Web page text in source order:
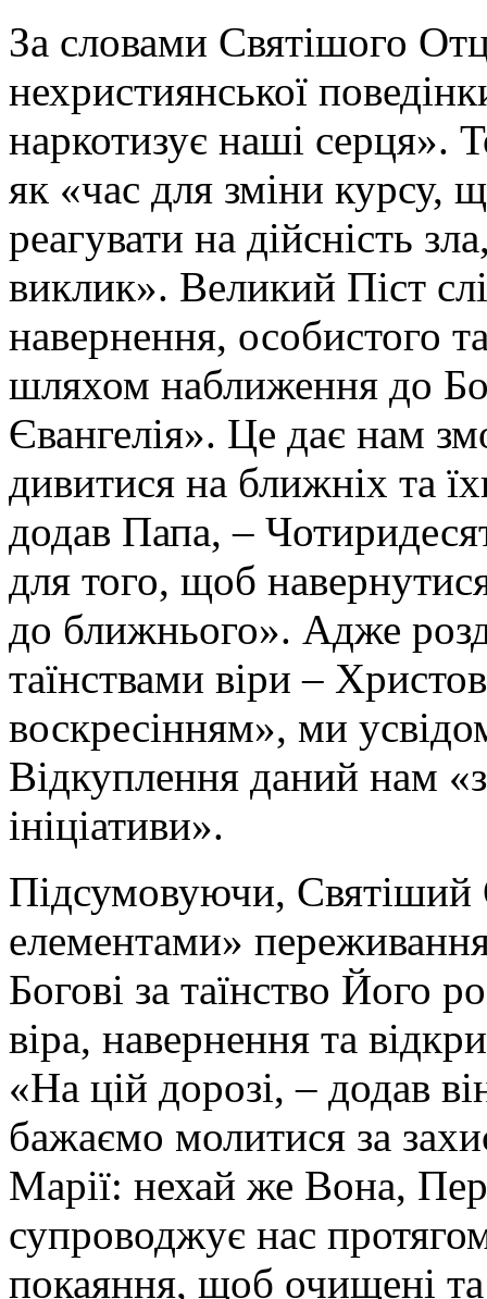
За словами Святішого
нехристиянської
наркотизує наші серця».
як «час для зміни курсу,
реагувати на дійсність
виклик». Великий Піст
навернення, особистого
шляхом наближення до
Євангелія». Це дає нам
дивитися на ближніх та
додав Папа, –
для того, щоб
до ближнього». Адже
таїнствами віри –
воскресінням», ми
Відкуплення даний нам
ініціативи».
Підсумовуючи, Святіший
елементами»
Богові за таїнство Його
віра, навернення та
«На цій дорозі, – додав
бажаємо молитися за
Марії: нехай же Вона,
супроводжує нас
покаяння, щоб очищені